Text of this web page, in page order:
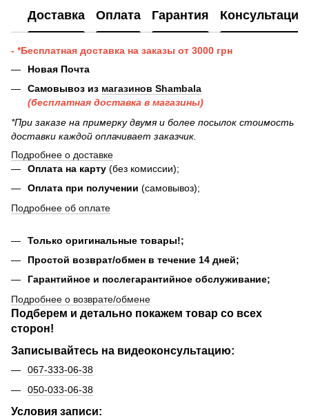
Доставка Оплата Гарантия Консультация
- *Бесплатная доставка на заказы от 3000 грн
Новая Почта
Самовывоз из магазинов Shambala
(бесплатная доставка в магазины)
*При заказе на примерку двумя и более посылок стоимость
доставки каждой оплачивает заказчик.
Подробнее о доставке
Оплата на карту (без комиссии);
Оплата при получении (самовывоз);
Подробнее об оплате
Только оригинальные товары!;
Простой возврат/обмен в течение 14 дней;
Гарантийное и послегарантийное обслуживание;
Подробнее о возврате/обмене
Подберем и детально покажем товар со всех
сторон!
Записывайтесь на видеоконсультацию:
067-333-06-38
050-033-06-38
Условия записи: